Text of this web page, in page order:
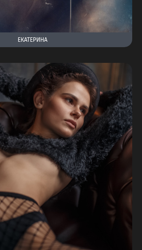
ЕКАТЕРИНА